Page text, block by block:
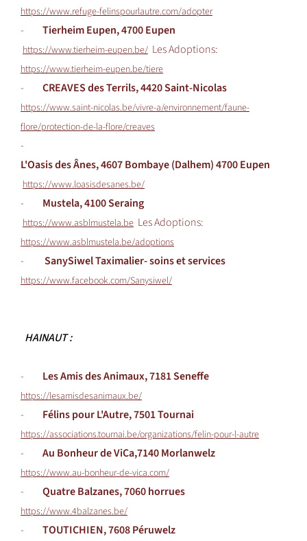
https://www.refuge-felinspourlautre.com/adopter
- Tierheim Eupen, 4700 Eupen
https://www.tierheim-eupen.be/ Les Adoptions:
https://www.tierheim-eupen.be/tiere
- CREAVES des Terrils, 4420 Saint-Nicolas
https://www.saint-nicolas.be/vivre-a/environnement/faune-
flore/protection-de-la-flore/creaves
-
L'Oasis des Ânes, 4607 Bombaye (Dalhem) 4700 Eupen
https://www.loasisdesanes.be/
- Mustela, 4100 Seraing
https://www.asblmustela.be Les Adoptions:
https://www.asblmustela.be/adoptions
- SanySiwel Taximalier- soins et services
https://www.facebook.com/Sanysiwel/
HAINAUT :
- Les Amis des Animaux, 7181 Seneffe
https://lesamisdesanimaux.be/
- Félins pour L'Autre, 7501 Tournai
https://associations.tournai.be/organizations/felin-pour-l-autre
- Au Bonheur de ViCa,7140 Morlanwelz
https://www.au-bonheur-de-vica.com/
- Quatre Balzanes, 7060 horrues
https://www.4balzanes.be/
- TOUTICHIEN, 7608 Péruwelz